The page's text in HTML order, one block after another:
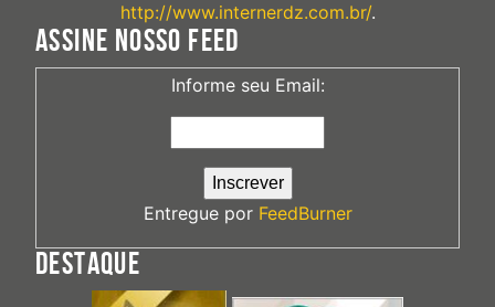
http://www.internerdz.com.br/.
ASSINE NOSSO FEED
Informe seu Email:
Entregue por FeedBurner
DESTAQUE